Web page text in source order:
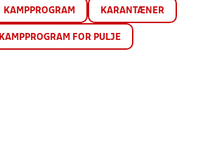
KAMPPROGRAM KARANTÆNER
KAMPPROGRAM FOR PULJE